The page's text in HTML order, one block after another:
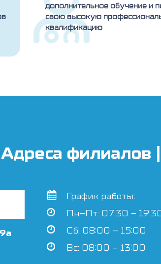
дополнительное обучение и
свою высокую
квалификацию
Адреса филиалов
График работы:
Пн–Пт: 07:30 –
Сб: 08:00 – 15:00
Вс: 08:00 – 13:00